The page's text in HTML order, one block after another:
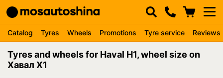
Catalog Tyres Wheels Promotions Tyre service Reviews
Tyres and wheels for Haval H1, wheel size on
Хавал Х1